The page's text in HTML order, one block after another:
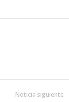
Noticia siguiente